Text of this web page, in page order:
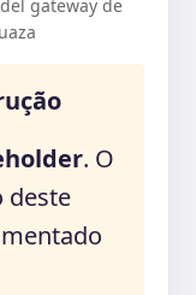
gateway de
. O
deste